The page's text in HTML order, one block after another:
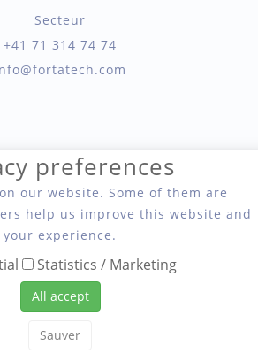
Secteur
+41 71 314 74 74
AG, Seil- und Hebetechnik
preferences
our website. Some of them are
help us improve this website and
your experience.
Statistics / Marketing
All accept
Sauver